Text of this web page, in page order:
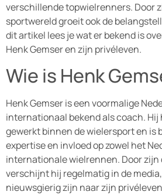
verschillende topwielrenners. Door
sportwereld groeit ook de
dit artikel lees je wat er bekend is
Henk Gemser en zijn privéleven.
Wie is Henk
Henk Gemser is een voormalige
internationaal bekend als coach.
gewerkt binnen de wielersport en is
expertise en invloed op zowel het
internationale wielrennen. Door zijn
verschijnt hij regelmatig in de
nieuwsgierig zijn naar zijn